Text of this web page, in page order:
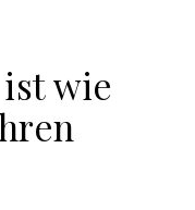
wie